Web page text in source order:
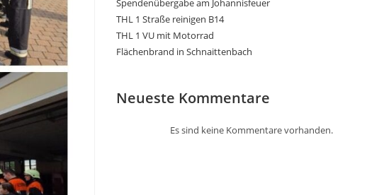
Spendenübergabe am Johannisfeuer
THL 1 Straße reinigen B14
THL 1 VU mit Motorrad
Flächenbrand in Schnaittenbach
Neueste Kommentare
Es sind keine Kommentare vorhanden.